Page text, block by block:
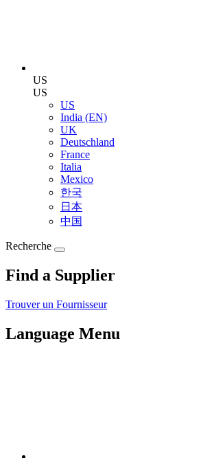
US
US
US
India (EN)
UK
Deutschland
France
Italia
Mexico
한국
日本
中国
Recherche
Find a Supplier
Trouver un Fournisseur
Language Menu